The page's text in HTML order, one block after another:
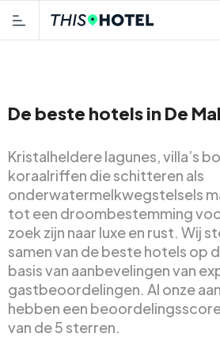
De beste hotels in De
Kristalheldere lagunes, villa’s
koraalriffen die schitteren als
onderwatermelkwegstelsels
tot een droombestemming
zoek zijn naar luxe en rust. Wij
samen van de beste hotels op
basis van aanbevelingen van
gastbeoordelingen. Al onze
hebben een
van de 5 sterren.